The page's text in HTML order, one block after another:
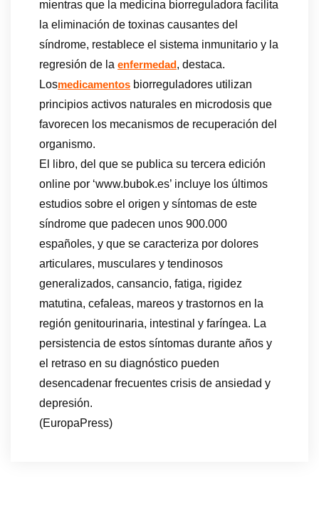
mientras que la medicina biorreguladora facilita
la eliminación de toxinas causantes del
síndrome, restablece el sistema inmunitario y la
regresión de la enfermedad, destaca.
Losmedicamentos biorreguladores utilizan
principios activos naturales en microdosis que
favorecen los mecanismos de recuperación del
organismo.
El libro, del que se publica su tercera edición
online por ‘www.bubok.es’ incluye los últimos
estudios sobre el origen y síntomas de este
síndrome que padecen unos 900.000
españoles, y que se caracteriza por dolores
articulares, musculares y tendinosos
generalizados, cansancio, fatiga, rigidez
matutina, cefaleas, mareos y trastornos en la
región genitourinaria, intestinal y faríngea. La
persistencia de estos síntomas durante años y
el retraso en su diagnóstico pueden
desencadenar frecuentes crisis de ansiedad y
depresión.
(EuropaPress)